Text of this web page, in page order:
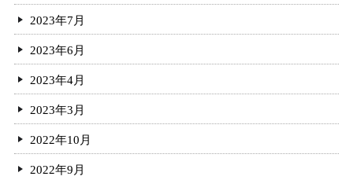
2023年7月
2023年6月
2023年4月
2023年3月
2022年10月
2022年9月